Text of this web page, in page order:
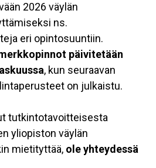
2026 väylän
ns.
eri opintosuuntiin.
päivitetään
, kun seuraavan
on julkaistu.
tutkintotavoitteisesta
yliopiston väylän
mietityttää, ole yhteydessä